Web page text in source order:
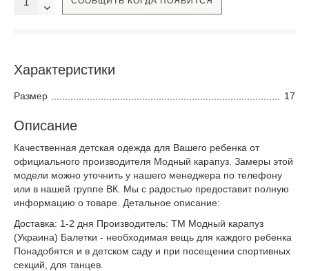
Характеристики
Размер 17
Описание
Качественная детская одежда для Вашего ребенка от
официального производителя Модный карапуз. Замеры этой
модели можно уточнить у нашего менеджера по телефону
или в нашей группе ВК. Мы с радостью предоставит полную
информацию о товаре. Детальное описание:
Доставка: 1-2 дня Производитель: ТМ Модный карапуз
(Украина) Балетки - необходимая вещь для каждого ребенка
Понадобятся и в детском саду и при посещении спортивных
секций, для танцев.